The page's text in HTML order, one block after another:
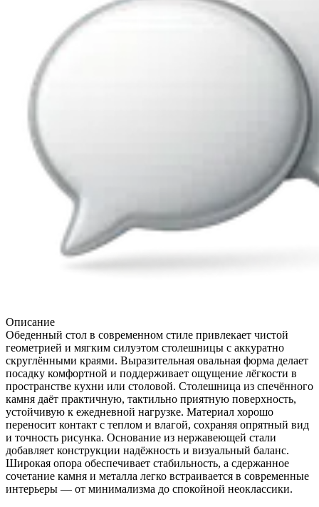
Описание
Обеденный стол в современном стиле привлекает чистой
геометрией и мягким силуэтом столешницы с аккуратно
скруглёнными краями. Выразительная овальная форма делает
посадку комфортной и поддерживает ощущение лёгкости в
пространстве кухни или столовой. Столешница из спечённого
камня даёт практичную, тактильно приятную поверхность,
устойчивую к ежедневной нагрузке. Материал хорошо
переносит контакт с теплом и влагой, сохраняя опрятный вид
и точность рисунка. Основание из нержавеющей стали
добавляет конструкции надёжность и визуальный баланс.
Широкая опора обеспечивает стабильность, а сдержанное
сочетание камня и металла легко встраивается в современные
интерьеры — от минимализма до спокойной неоклассики.